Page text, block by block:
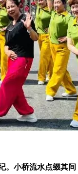
小桥流水点缀其间